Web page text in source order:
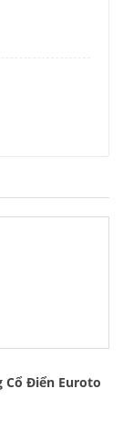
Cổ Điển Euroto